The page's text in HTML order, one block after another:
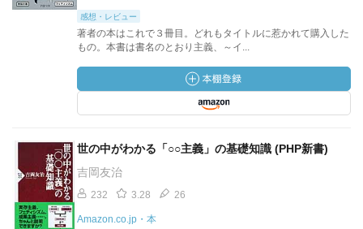
感想・レビュー
著者の本はこれで３冊目。どれもタイトルに惹かれて購入した
もの。本書は書名のとおり主義、～イ...
世の中がわかる「○○主義」の基礎知識 (PHP新書)
吉岡友治
232 3.28 26
Amazon.co.jp・本